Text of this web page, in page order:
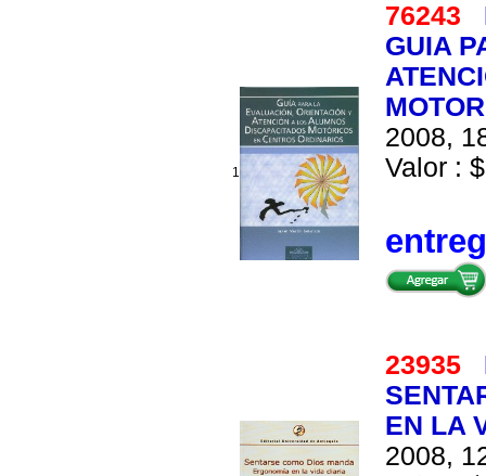
1
76243
GUIA
2008,
Valor :
23935
EN LA
2008,